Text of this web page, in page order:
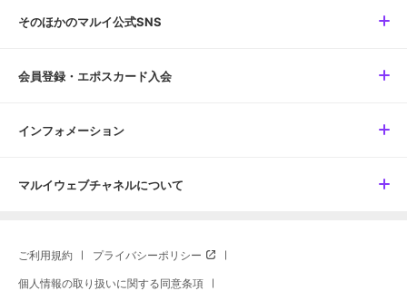
そのほかのマルイ公式SNS
会員登録・エポスカード入会
インフォメーション
マルイウェブチャネルについて
ご利用規約 プライバシーポリシー
個人情報の取り扱いに関する同意条項